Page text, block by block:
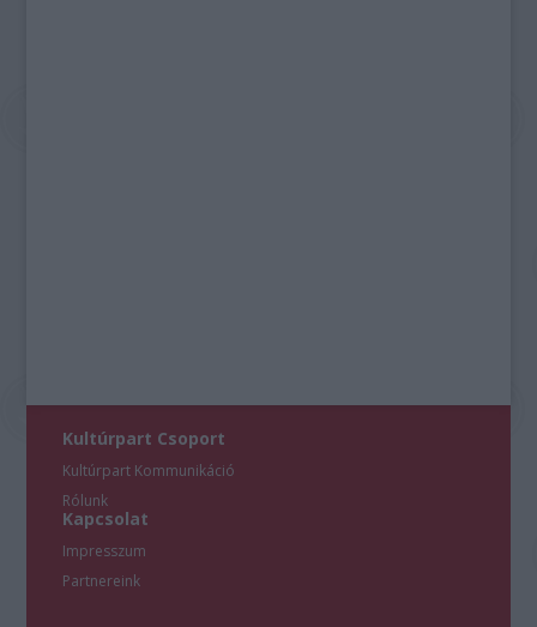
Kultúrpart Csoport
Kultúrpart Kommunikáció
Rólunk
Kapcsolat
Impresszum
Partnereink